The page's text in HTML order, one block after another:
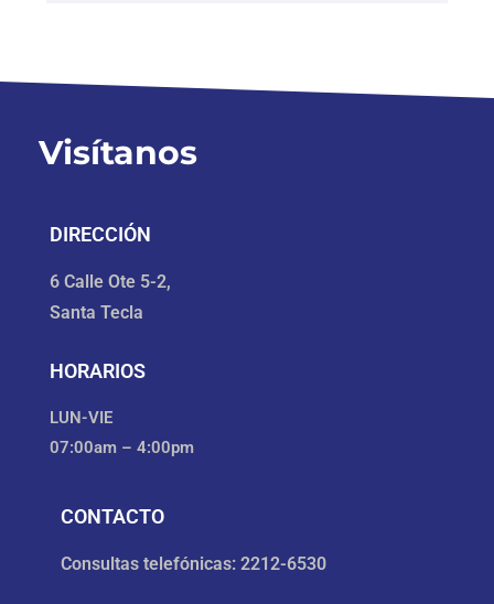
Visítanos
DIRECCIÓN
6 Calle Ote 5-2,
Santa Tecla
HORARIOS
LUN-VIE
07:00am – 4:00pm
CONTACTO
Consultas telefónicas: 2212-6530